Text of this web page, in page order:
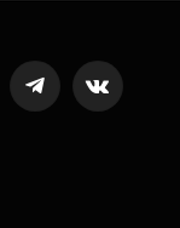
TelegramVKontakte